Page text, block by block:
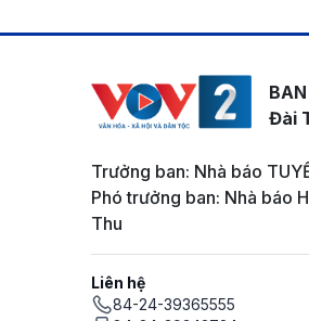
Đài
Trưởng ban: Nhà báo
Phó trưởng ban: Nhà báo
Thu
Liên hệ
84-24-39365555